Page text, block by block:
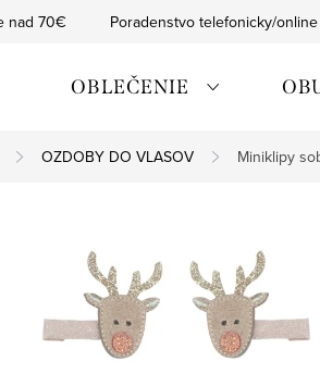
nad 70€ Poradenstvo telefonicky/online
OBLEČENIE
OZDOBY DO VLASOV Miniklipy